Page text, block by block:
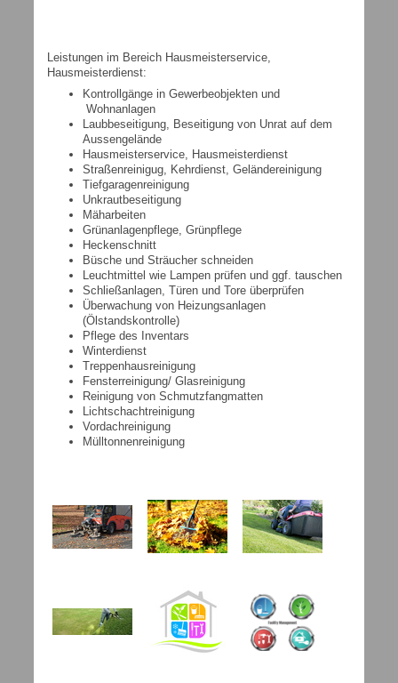
Leistungen im Bereich Hausmeisterservice,
Hausmeisterdienst:
Kontrollgänge in Gewerbeobjekten und
Wohnanlagen
Laubbeseitigung, Beseitigung von Unrat auf dem
Aussengelände
Hausmeisterservice, Hausmeisterdienst
Straßenreinigug, Kehrdienst, Geländereinigung
Tiefgaragenreinigung
Unkrautbeseitigung
Mäharbeiten
Grünanlagenpflege, Grünpflege
Heckenschnitt
Büsche und Sträucher schneiden
Leuchtmittel wie Lampen prüfen und ggf. tauschen
Schließanlagen, Türen und Tore überprüfen
Überwachung von Heizungsanlagen
(Ölstandskontrolle)
Pflege des Inventars
Winterdienst
Treppenhausreinigung
Fensterreinigung/ Glasreinigung
Reinigung von Schmutzfangmatten
Lichtschachtreinigung
Vordachreinigung
Mülltonnenreinigung